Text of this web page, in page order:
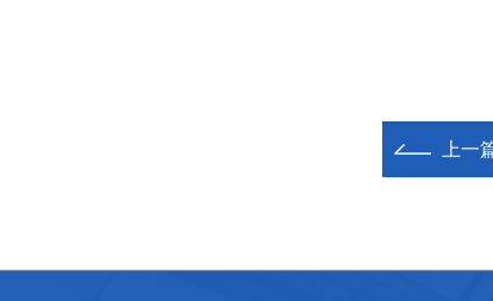
上一